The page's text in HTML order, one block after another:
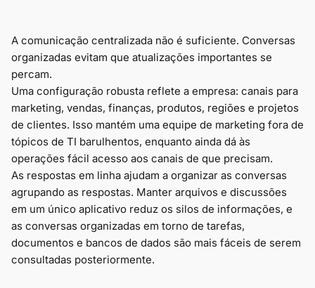
A comunicação centralizada não é suficiente. Conversas
organizadas evitam que atualizações importantes se
percam.
Uma configuração robusta reflete a empresa: canais para
marketing, vendas, finanças, produtos, regiões e projetos
de clientes. Isso mantém uma equipe de marketing fora de
tópicos de TI barulhentos, enquanto ainda dá às
operações fácil acesso aos canais de que precisam.
As respostas em linha ajudam a organizar as conversas
agrupando as respostas. Manter arquivos e discussões
em um único aplicativo reduz os silos de informações, e
as conversas organizadas em torno de tarefas,
documentos e bancos de dados são mais fáceis de serem
consultadas posteriormente.